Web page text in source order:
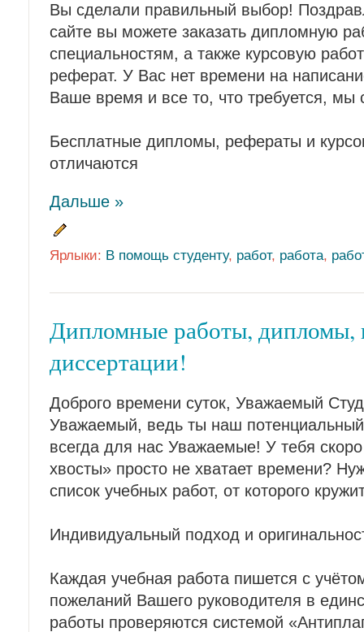
Вы сделали правильный выбор!
сайте вы можете заказать дипломную
специальностям, а также курсовую
реферат. У Вас нет времени на
Ваше время и все то, что требуется, мы
Бесплатные дипломы, рефераты и
отличаются
Дальше »
Ярлыки: В помощь студенту, работ, работа,
Дипломные работы, дипломы,
диссертации!
Доброго времени суток, Уважаемый
Уважаемый, ведь ты наш
всегда для нас Уважаемые! У тебя
хвосты» просто не хватает времени?
список учебных работ, от которого
Индивидуальный подход и
Каждая учебная работа пишется с
пожеланий Вашего руководителя в
работы проверяются системой